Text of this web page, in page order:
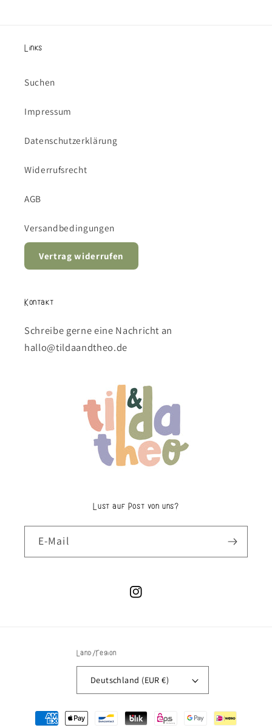
Links
Suchen
Impressum
Datenschutzerklärung
Widerrufsrecht
AGB
Versandbedingungen
Vertrag widerrufen
Kontakt
Schreibe gerne eine Nachricht an
hallo@tildaandtheo.de
Lust auf Post von uns?
E-Mail
Instagram
Land/Region
Deutschland (EUR €)
Zahlungsmethoden